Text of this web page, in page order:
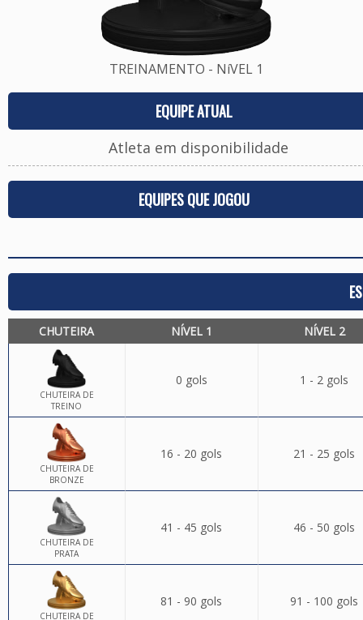
TREINAMENTO - NíVEL 1
EQUIPE ATUAL
Atleta em disponibilidade
EQUIPES QUE JOGOU
CHUTEIRA NÍVEL 1 NÍVEL 2
CHUTEIRA DE
TREINO
0 gols 1 - 2 gols
CHUTEIRA DE
BRONZE
16 - 20 gols 21 - 25 gols
CHUTEIRA DE
PRATA
41 - 45 gols 46 - 50 gols
CHUTEIRA DE
81 - 90 gols 91 - 100 gols